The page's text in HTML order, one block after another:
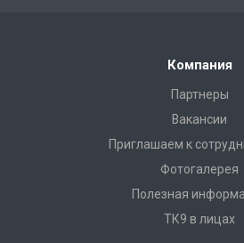
Компания
Партнеры
Вакансии
Приглашаем к
Фотогалерея
Полезная
ТК9 в лицах